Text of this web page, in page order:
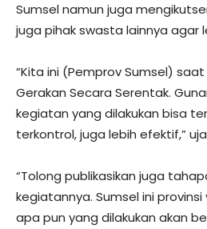
Sumsel namun juga
juga pihak swasta lainnya agar
“Kita ini (Pemprov Sumsel)
Gerakan Secara Serentak.
kegiatan yang dilakukan bisa
terkontrol, juga lebih efektif,”
“Tolong publikasikan juga
kegiatannya. Sumsel ini
apa pun yang dilakukan akan